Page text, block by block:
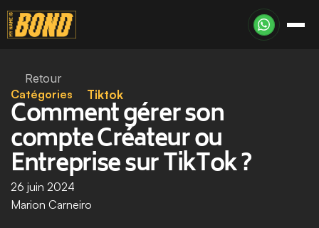
Retour
Catégories
Tiktok
Comment gérer son
compte Créateur ou
Entreprise sur TikTok ?
26 juin 2024
Marion Carneiro